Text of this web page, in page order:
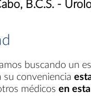
B.C.S. -
buscando un
su conveniencia
médicos en